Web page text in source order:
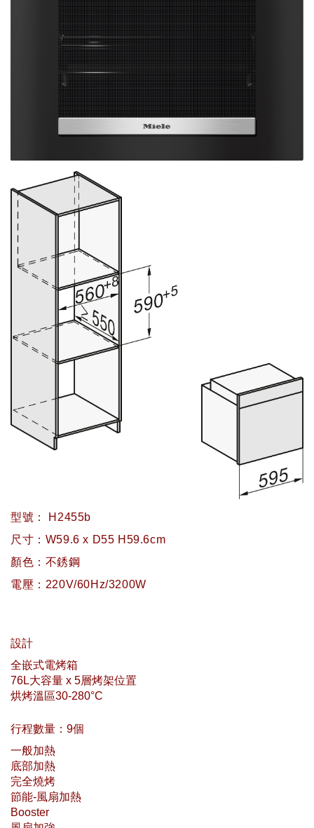
型號： H2455b
尺寸：W59.6 x D55 H59.6cm
顏色：不銹鋼
電壓：220V/60Hz/3200W
設計
全嵌式電烤箱
76L大容量 x 5層烤架位置
烘烤溫區30-280°C
行程數量：9個
一般加熱
底部加熱
完全燒烤
節能-風扇加熱
Booster